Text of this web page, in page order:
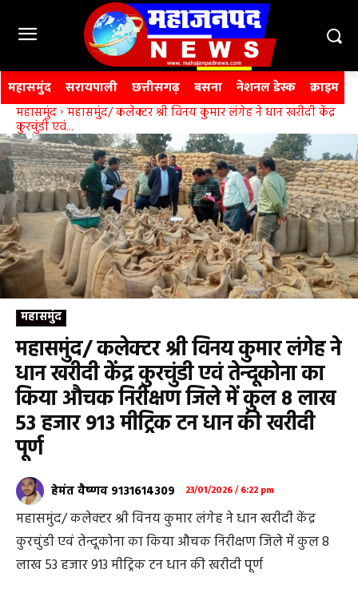
महासमुंद सरायपाली छत्तीसगढ़ बसना नेशनल डेस्क क्राइम
महासमुंद महासमुंद/ कलेक्टर श्री विनय कुमार लंगेह ने धान खरीदी केंद्र
कुरचुंडी एवं...
महासमुंद
महासमुंद/ कलेक्टर श्री विनय कुमार लंगेह ने
धान खरीदी केंद्र कुरचुंडी एवं तेन्दूकोना का
किया औचक निरीक्षण जिले में कुल 8 लाख
53 हजार 913 मीट्रिक टन धान की खरीदी
पूर्ण
हेमंत वैष्णव 9131614309 23/01/2026 / 6:22 pm
महासमुंद/ कलेक्टर श्री विनय कुमार लंगेह ने धान खरीदी केंद्र
कुरचुंडी एवं तेन्दूकोना का किया औचक निरीक्षण जिले में कुल 8
लाख 53 हजार 913 मीट्रिक टन धान की खरीदी पूर्ण